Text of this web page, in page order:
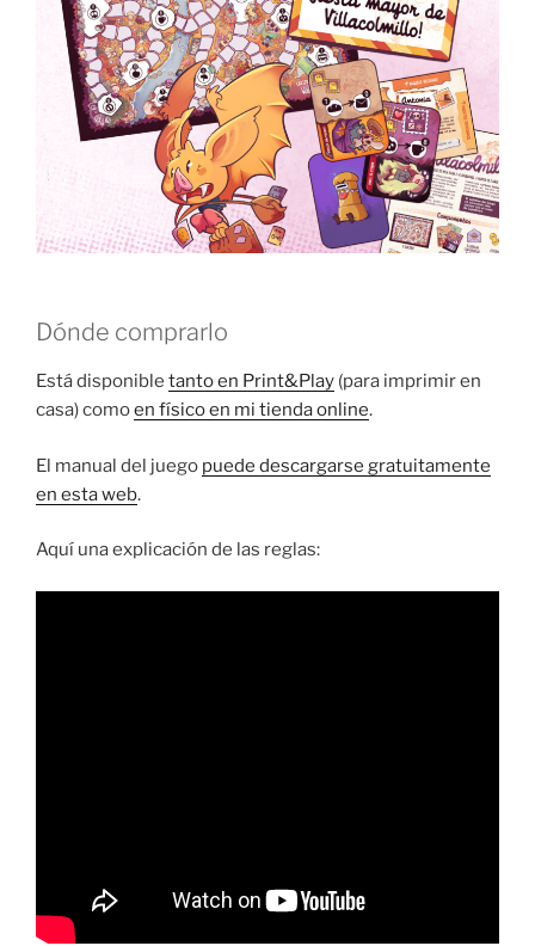
Dónde comprarlo
Está disponible tanto en Print&Play (para imprimir en
casa) comoen físico en mi tienda online.
El manual del juego puede descargarse gratuitamente
en esta web.
Aquí una explicación de las reglas: